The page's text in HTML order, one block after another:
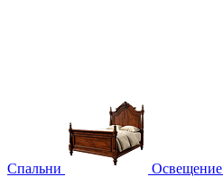
Спальни Освещение